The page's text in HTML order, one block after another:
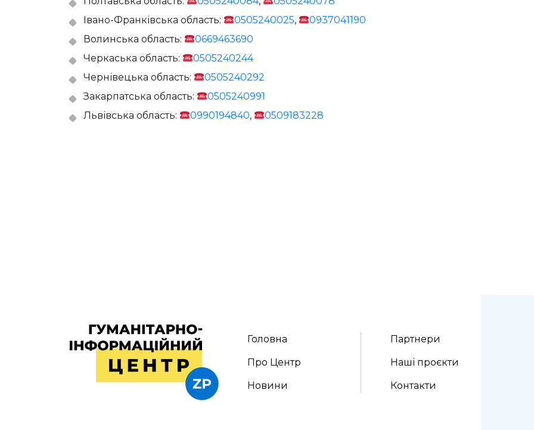
Івано-Франківська область:
0505240025,
0937041190
Волинська область:
0669463690
Черкаська область:
0505240244
Чернівецька область:
0505240292
Закарпатська область:
0505240991
Львівська область:
0990194840, 0509183228
Головна
Про Центр
Новини
Партнери
Наші проєкти
Контакти